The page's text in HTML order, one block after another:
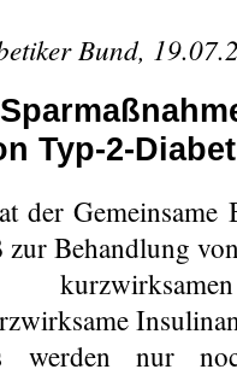
Bund,
Typ-2-
der Gemeinsame
zur Behandlung
werden nur